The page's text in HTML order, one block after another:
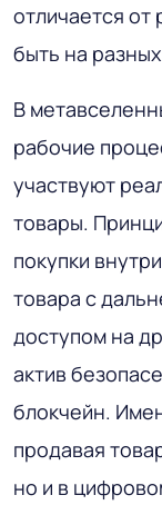
отличается от
быть на
В
рабочие
участвуют
товары.
покупки
товара с
доступом на
актив
блокчейн.
продавая
но и в